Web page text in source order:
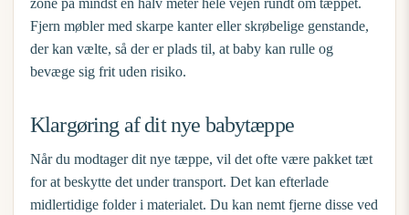
zone på mindst en halv meter hele vejen rundt om tæppet.
Fjern møbler med skarpe kanter eller skrøbelige genstande,
der kan vælte, så der er plads til, at baby kan rulle og
bevæge sig frit uden risiko.
Klargøring af dit nye babytæppe
Når du modtager dit nye tæppe, vil det ofte være pakket tæt
for at beskytte det under transport. Det kan efterlade
midlertidige folder i materialet. Du kan nemt fjerne disse ved